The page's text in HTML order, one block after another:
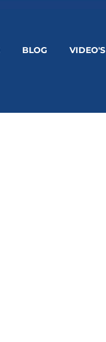
BLOG VIDEO'S